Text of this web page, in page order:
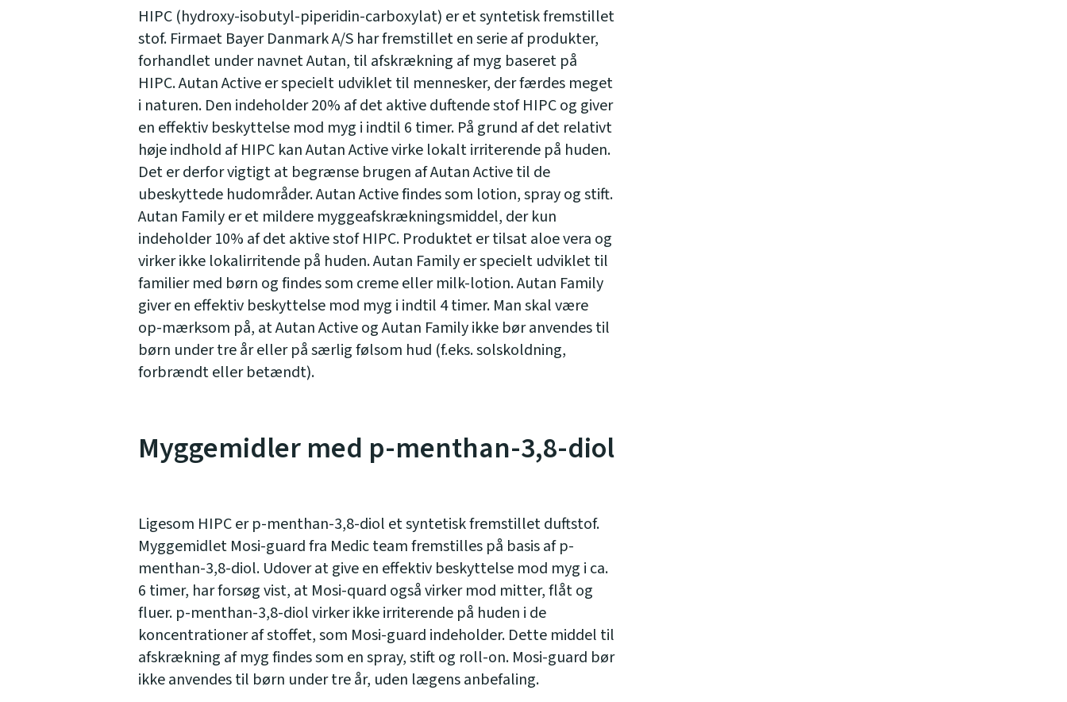
HIPC (hydroxy-isobutyl-piperidin-carboxylat) er et syntetisk fremstillet
stof. Firmaet Bayer Danmark A/S har fremstillet en serie af produkter,
forhandlet under navnet Autan, til afskrækning af myg baseret på
HIPC. Autan Active er specielt udviklet til mennesker, der færdes meget
i naturen. Den indeholder 20% af det aktive duftende stof HIPC og giver
en effektiv beskyttelse mod myg i indtil 6 timer. På grund af det relativt
høje indhold af HIPC kan Autan Active virke lokalt irriterende på huden.
Det er derfor vigtigt at begrænse brugen af Autan Active til de
ubeskyttede hudområder. Autan Active findes som lotion, spray og stift.
Autan Family er et mildere myggeafskrækningsmiddel, der kun
indeholder 10% af det aktive stof HIPC. Produktet er tilsat aloe vera og
virker ikke lokalirritende på huden. Autan Family er specielt udviklet til
familier med børn og findes som creme eller milk-lotion. Autan Family
giver en effektiv beskyttelse mod myg i indtil 4 timer. Man skal være
op-mærksom på, at Autan Active og Autan Family ikke bør anvendes til
børn under tre år eller på særlig følsom hud (f.eks. solskoldning,
forbrændt eller betændt).
Myggemidler med p-menthan-3,8-diol
Ligesom HIPC er p-menthan-3,8-diol et syntetisk fremstillet duftstof.
Myggemidlet Mosi-guard fra Medic team fremstilles på basis af p-
menthan-3,8-diol. Udover at give en effektiv beskyttelse mod myg i ca.
6 timer, har forsøg vist, at Mosi-quard også virker mod mitter, flåt og
fluer. p-menthan-3,8-diol virker ikke irriterende på huden i de
koncentrationer af stoffet, som Mosi-guard indeholder. Dette middel til
afskrækning af myg findes som en spray, stift og roll-on. Mosi-guard bør
ikke anvendes til børn under tre år, uden lægens anbefaling.